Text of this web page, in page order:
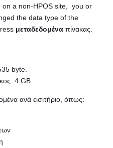
on a non-HPOS site, you or
the data type of the
μεταδεδομένα πίνακας.
byte.
4 GB.
ανά εισιτήριο, όπως: